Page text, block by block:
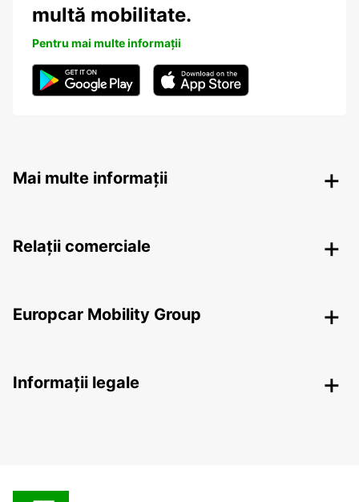
multă mobilitate.
Pentru mai multe informații
Mai multe informații
Relații comerciale
Europcar Mobility Group
Informații legale